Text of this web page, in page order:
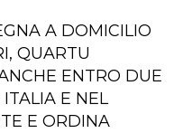
A DOMICILIO
QUARTU
ENTRO DUE
E NEL
E ORDINA